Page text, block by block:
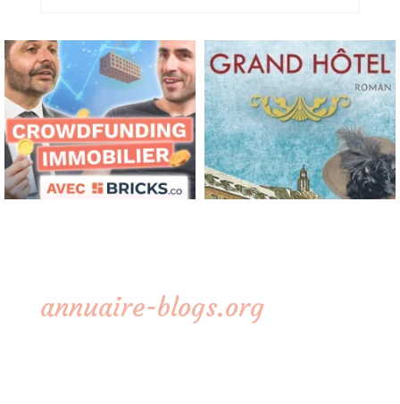
annuaire-blogs.org